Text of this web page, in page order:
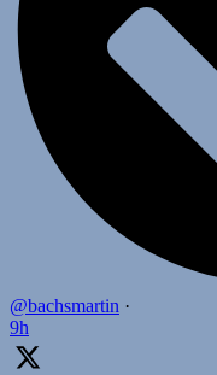
@bachsmartin ·
9h